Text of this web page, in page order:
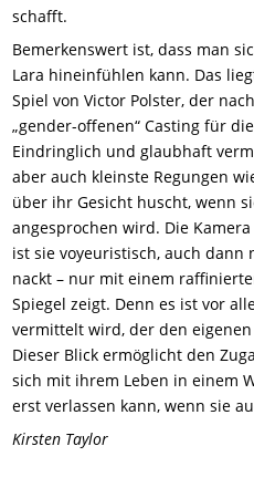
schafft.
Bemerkenswert ist, dass man
Lara hineinfühlen kann. Das
Spiel von Victor Polster, der
„gender-offenen“ Casting für
Eindringlich und glaubhaft
aber auch kleinste Regungen
über ihr Gesicht huscht, wenn
angesprochen wird. Die
ist sie voyeuristisch, auch dann
nackt – nur mit einem
Spiegel zeigt. Denn es ist vor
vermittelt wird, der den
Dieser Blick ermöglicht den
sich mit ihrem Leben in einem
erst verlassen kann, wenn sie
Kirsten Taylor